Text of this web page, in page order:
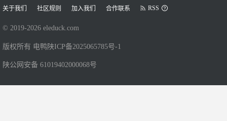
关于我们 社区规则 加入我们 合作联系 RSS
© 2019-2026 eleduck.com
版权所有 电鸭 陕ICP备2025065785号-1
陕公网安备 61019402000068号